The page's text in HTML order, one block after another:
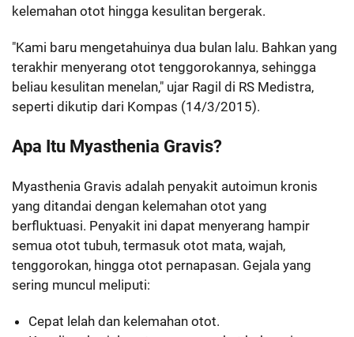
kelemahan otot hingga kesulitan bergerak.
"Kami baru mengetahuinya dua bulan lalu. Bahkan yang
terakhir menyerang otot tenggorokannya, sehingga
beliau kesulitan menelan," ujar Ragil di RS Medistra,
seperti dikutip dari Kompas (14/3/2015).
Apa Itu Myasthenia Gravis?
Myasthenia Gravis adalah penyakit autoimun kronis
yang ditandai dengan kelemahan otot yang
berfluktuasi. Penyakit ini dapat menyerang hampir
semua otot tubuh, termasuk otot mata, wajah,
tenggorokan, hingga otot pernapasan. Gejala yang
sering muncul meliputi:
Cepat lelah dan kelemahan otot.